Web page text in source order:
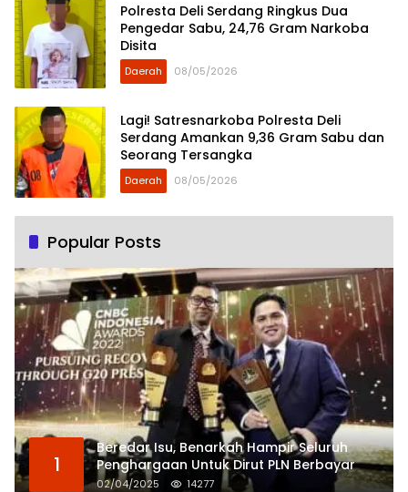
Polresta Deli Serdang Ringkus Dua
Pengedar Sabu, 24,76 Gram Narkoba
Disita
Daerah 08/05/2026
Lagi! Satresnarkoba Polresta Deli
Serdang Amankan 9,36 Gram Sabu dan
Seorang Tersangka
Daerah 08/05/2026
Popular Posts
1
Beredar Isu, Benarkah Hampir Seluruh
Penghargaan Untuk Dirut PLN Berbayar
02/04/2025 14277